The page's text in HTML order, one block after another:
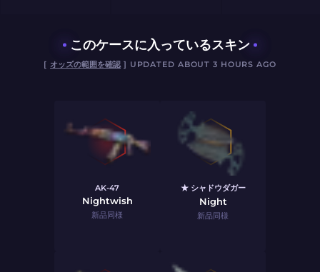
このケースに入っているスキン
[ オッズの範囲を確認] UPDATED ABOUT 3 HOURS AGO
AK-47
Nightwish
新品同様
★ シャドウダガー
Night
新品同様